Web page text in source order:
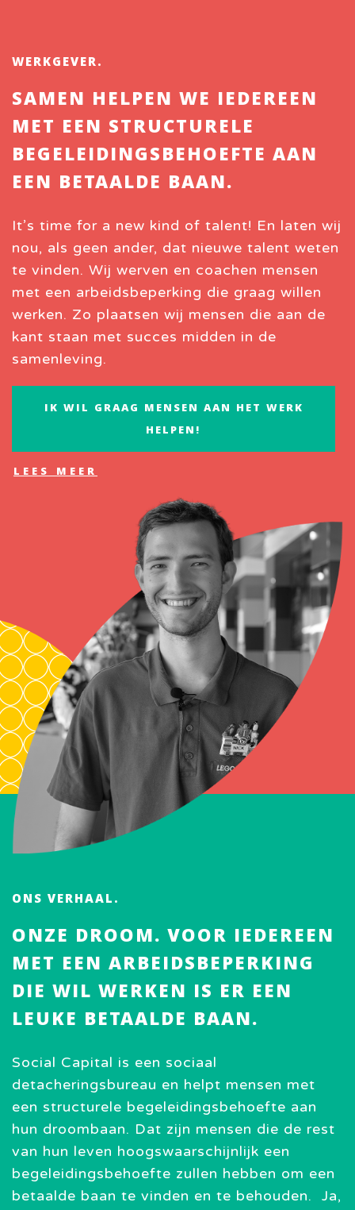
WERKGEVER.
SAMEN HELPEN WE IEDEREEN
MET EEN STRUCTURELE
BEGELEIDINGSBEHOEFTE AAN
EEN BETAALDE BAAN.
It’s time for a new kind of talent! En laten wij
nou, als geen ander, dat nieuwe talent weten
te vinden. Wij werven en coachen mensen
met een arbeidsbeperking die graag willen
werken. Zo plaatsen wij mensen die aan de
kant staan met succes midden in de
samenleving.
IK WIL GRAAG MENSEN AAN HET WERK
HELPEN!
LEES MEER
ONS VERHAAL.
ONZE DROOM. VOOR IEDEREEN
MET EEN ARBEIDSBEPERKING
DIE WIL WERKEN IS ER EEN
LEUKE BETAALDE BAAN.
Social Capital is een sociaal
detacheringsbureau en helpt mensen met
een structurele begeleidingsbehoefte aan
hun droombaan. Dat zijn mensen die de rest
van hun leven hoogswaarschijnlijk een
begeleidingsbehoefte zullen hebben om een
betaalde baan te vinden en te behouden. Ja,